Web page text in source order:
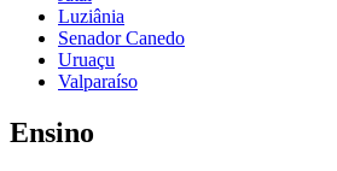
Luziânia
Senador Canedo
Uruaçu
Valparaíso
Ensino